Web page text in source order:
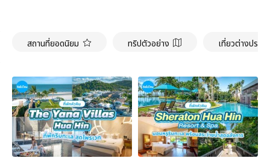
สถานที่ยอดนิยม ทริปตัวอย่าง เที่ยวต่างประเ